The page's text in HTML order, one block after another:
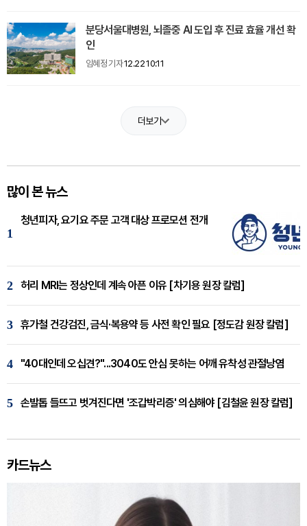
분당서울대병원, 뇌졸중 AI 도입 후 진료 효율 개선 확
인
임혜정 기자12.22 10:11
더보기
많이 본 뉴스
1
청년피자, 요기요 주문 고객 대상 프로모션 전개
2 허리 MRI는 정상인데 계속 아픈 이유 [차기용 원장 칼럼]
3 휴가철 건강검진, 금식·복용약 등 사전 확인 필요 [정도감 원장 칼럼]
4 "40대인데 오십견?"...3040도 안심 못하는 어깨 유착성 관절낭염
5 손발톱 들뜨고 벗겨진다면 '조갑박리증' 의심해야 [김철윤 원장 칼럼]
카드뉴스